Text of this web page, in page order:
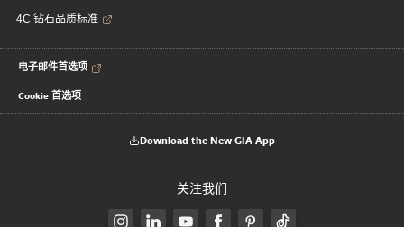
4C 钻石品质标准
电子邮件首选项
Cookie 首选项
Download the New GIA App
关注我们